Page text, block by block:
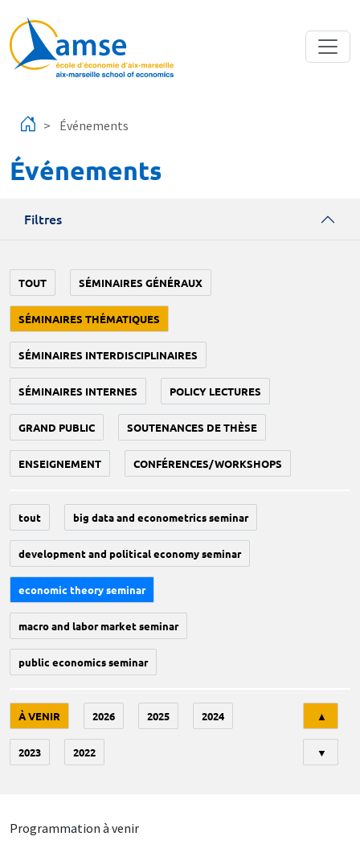
Événements
Événements
Filtres
TOUT SÉMINAIRES GÉNÉRAUX
SÉMINAIRES THÉMATIQUES
SÉMINAIRES INTERDISCIPLINAIRES
SÉMINAIRES INTERNES POLICY LECTURES
GRAND PUBLIC SOUTENANCES DE THÈSE
ENSEIGNEMENT CONFÉRENCES/WORKSHOPS
tout big data and econometrics seminar
development and political economy seminar
economic theory seminar
macro and labor market seminar
public economics seminar
À VENIR 2026 2025 2024
2023 2022
▲
▼
Programmation à venir